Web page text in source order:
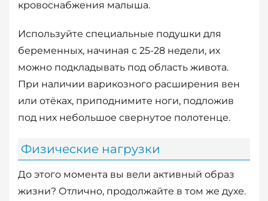
кровоснабжения малыша.
Используйте специальные подушки для
беременных, начиная с 25-28 недели, их
можно подкладывать под область живота.
При наличии варикозного расширения вен
или отёках, приподнимите ноги, подложив
под них небольшое свернутое полотенце.
Физические нагрузки
До этого момента вы вели активный образ
жизни? Отлично, продолжайте в том же духе.